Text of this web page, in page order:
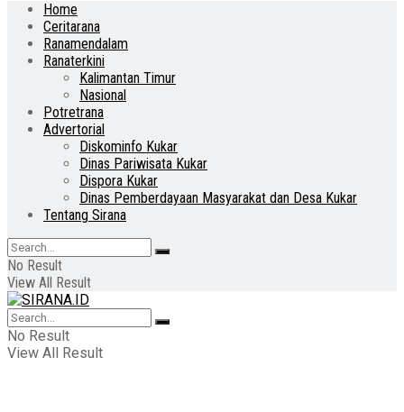
Home
Ceritarana
Ranamendalam
Ranaterkini
Kalimantan Timur
Nasional
Potretrana
Advertorial
Diskominfo Kukar
Dinas Pariwisata Kukar
Dispora Kukar
Dinas Pemberdayaan Masyarakat dan Desa Kukar
Tentang Sirana
No Result
View All Result
No Result
View All Result